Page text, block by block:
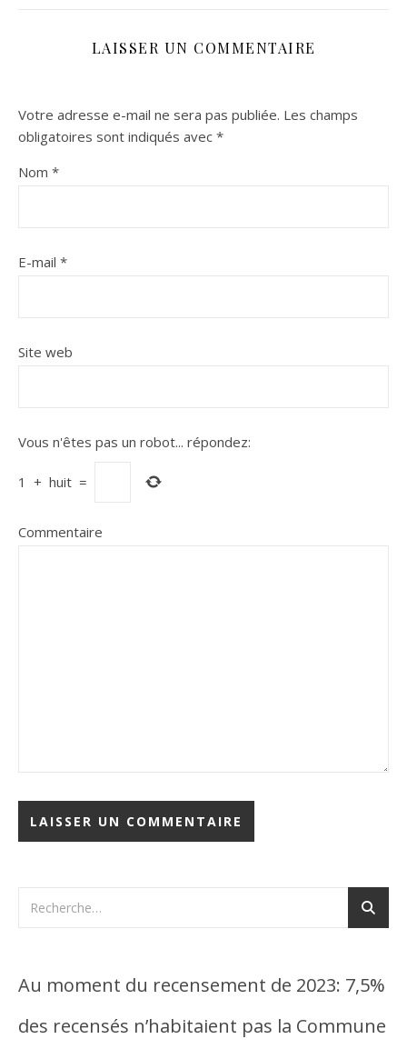
LAISSER UN COMMENTAIRE
Votre adresse e-mail ne sera pas publiée. Les champs
obligatoires sont indiqués avec *
Nom *
E-mail *
Site web
Vous n'êtes pas un robot... répondez:
1 + huit =
Commentaire
Au moment du recensement de 2023: 7,5%
des recensés n’habitaient pas la Commune